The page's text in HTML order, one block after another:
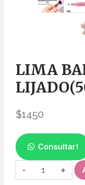
LIMA
$1450
Consultar!
LIMA
BANDA